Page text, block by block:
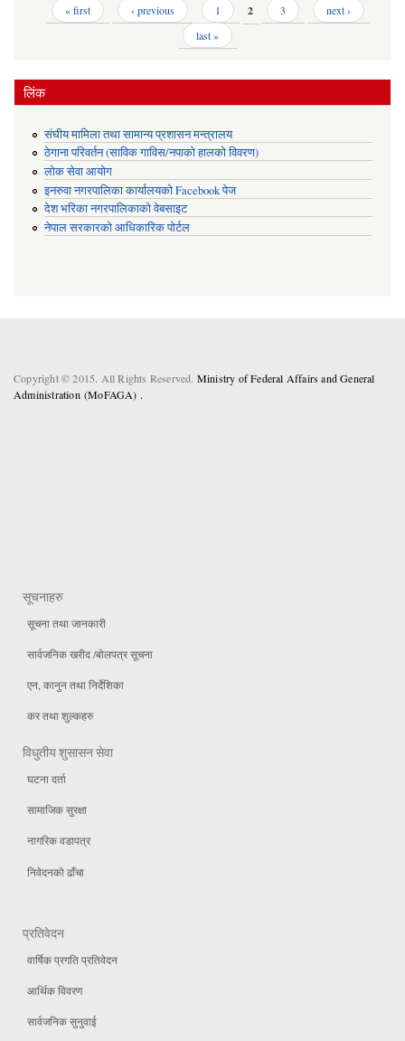
Pages« first ‹ previous 1 2 3
next ›
last »
लिंक
संघीय मामिला तथा सामान्य प्रशासन मन्त्रालय
ठेगाना परिवर्तन (साविक गाविस/नपाको हालको विवरण)
लोक सेवा आयोग
इनरुवा नगरपालिका कार्यालयको Facebook पेज
देश भरिका नगरपालिकाको वेबसाइट
नेपाल सरकारको आधिकारिक पोर्टल
Copyright © 2015. All Rights Reserved. Ministry of Federal Affairs and General
Administration (MoFAGA) .
सूचनाहरु
सूचना तथा जानकारी
सार्वजनिक खरीद /बोलपत्र सूचना
एन, कानुन तथा निर्देशिका
कर तथा शुल्कहरु
विधुतीय शुसासन सेवा
घटना दर्ता
सामाजिक सुरक्षा
नागरिक वडापत्र
निवेदनको ढाँचा
प्रतिवेदन
वार्षिक प्रगति प्रतिवेदन
आर्थिक विवरण
सार्वजनिक सुनुवाई